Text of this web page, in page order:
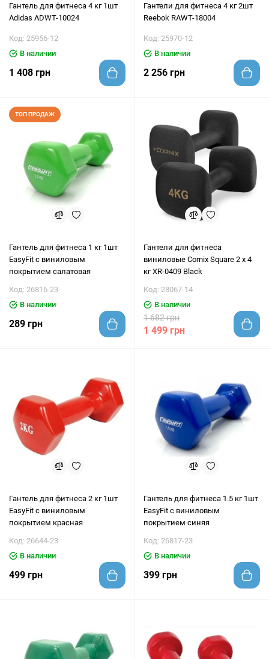
Гантель для фитнеса 4 кг 1шт
Adidas ADWT-10024
Код: 25956-12
В наличии
1 408 грн
Гантели для фитнеса 4 кг 2шт
Reebok RAWT-18004
Код: 25970-12
В наличии
2 256 грн
ТОП ПРОДАЖ
Гантель для фитнеса 1 кг 1шт
EasyFit с виниловым
покрытием салатовая
Код: 26816-23
В наличии
289 грн
Гантели для фитнеса
виниловые Cornix Square 2 x 4
кг XR-0409 Black
Код: 28067-14
В наличии
1 682 грн
1 499 грн
Гантель для фитнеса 2 кг 1шт
EasyFit с виниловым
покрытием красная
Код: 26644-23
В наличии
499 грн
Гантель для фитнеса 1.5 кг 1шт
EasyFit с виниловым
покрытием синяя
Код: 26817-23
В наличии
399 грн